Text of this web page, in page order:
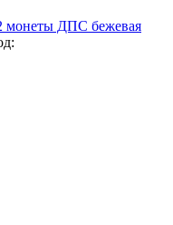
монеты ДПС бежевая